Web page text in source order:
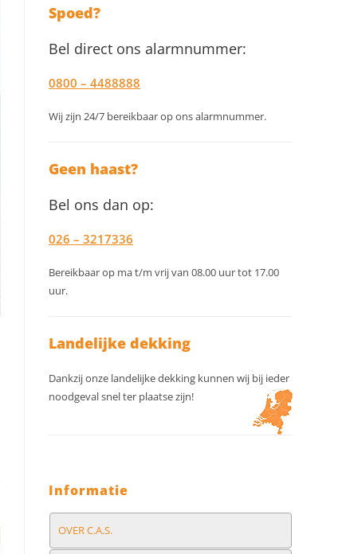
Spoed?
Bel direct ons alarmnummer:
0800 – 4488888
Wij zijn 24/7 bereikbaar op ons alarmnummer.
Geen haast?
Bel ons dan op:
026 – 3217336
Bereikbaar op ma t/m vrij van 08.00 uur tot 17.00
uur.
Landelijke dekking
Dankzij onze landelijke dekking kunnen wij bij ieder
noodgeval snel ter plaatse zijn!
Informatie
OVER C.A.S.